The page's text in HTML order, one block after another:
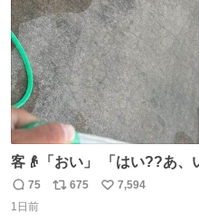
客👴「おい」 「はい??あ、いらっしゃいませ」 👴「さっ
きからずっと水出しっぱなしで
気を逃がし、熱くなった地
返
信
75
リ
675
い
7,594
1日前